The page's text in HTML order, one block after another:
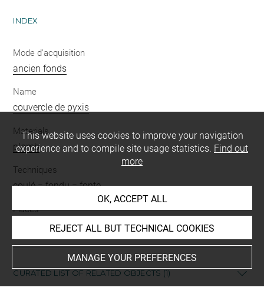
INDEX
Mode d'acquisition
ancien fonds
Name
couvercle de pyxis
Materials
plomb
Techniques
coulé = fondu = fonte
Places
CURATED LIST OF RELATED OBJECTS (1)
This website uses cookies to improve your navigation
experience and to compile site usage statistics. Find out
more
OK, ACCEPT ALL
REJECT ALL BUT TECHNICAL COOKIES
MANAGE YOUR PREFERENCES